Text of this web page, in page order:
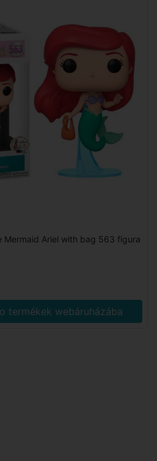
Mermaid Ariel with bag 563 figura
termékek webáruházába